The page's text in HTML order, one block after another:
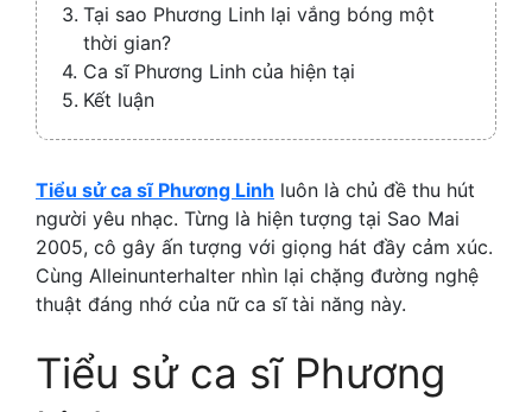
Tại sao Phương Linh lại vắng bóng một
thời gian?
Ca sĩ Phương Linh của hiện tại
Kết luận
Tiểu sử ca sĩ Phương Linh luôn là chủ đề thu hút
người yêu nhạc. Từng là hiện tượng tại Sao Mai
2005, cô gây ấn tượng với giọng hát đầy cảm xúc.
Cùng Alleinunterhalter nhìn lại chặng đường nghệ
thuật đáng nhớ của nữ ca sĩ tài năng này.
Tiểu sử ca sĩ Phương